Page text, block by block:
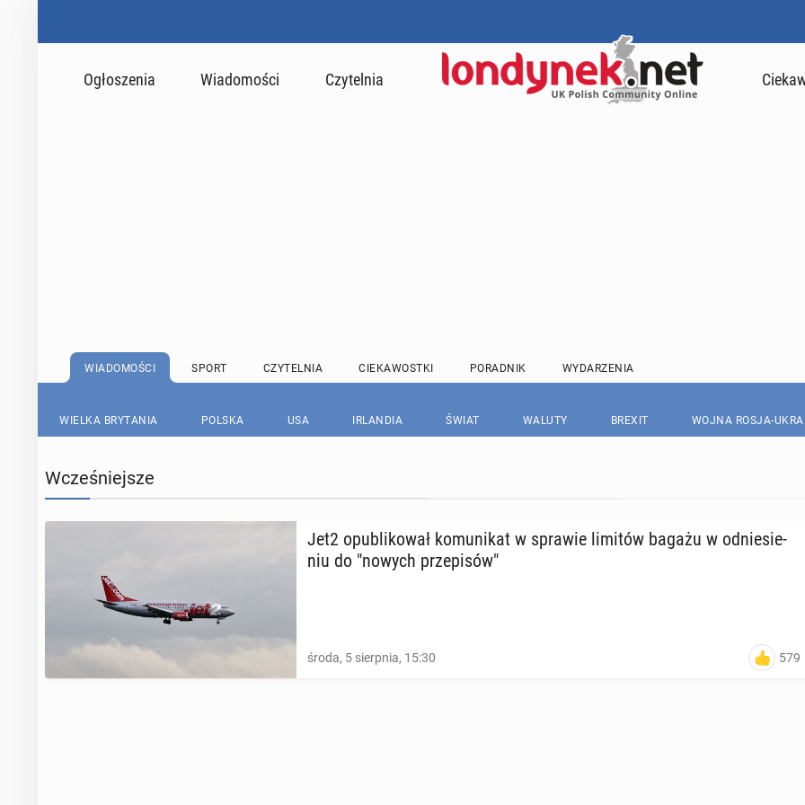
Ogłoszenia Wiadomości Czytelnia
WIADOMOŚCI SPORT CZYTELNIA CIEKAWOSTKI PORADNIK WYDARZENIA
WIELKA BRYTANIA POLSKA USA IRLANDIA ŚWIAT WALUTY BREXIT WOJNA ROSJA-
Wcześniejsze
Jet2 opu­bli­ko­wał ko­mu­ni­kat w sprawie limitów bagażu w od­nie­sie­
niu do "nowych prze­pi­sów"
środa, 5 sierpnia, 15:30 579